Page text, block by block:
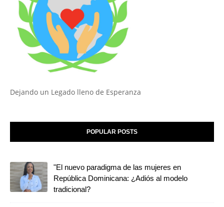
Dejando un Legado lleno de Esperanza
POPULAR POSTS
"El nuevo paradigma de las mujeres en
República Dominicana: ¿Adiós al modelo
tradicional?